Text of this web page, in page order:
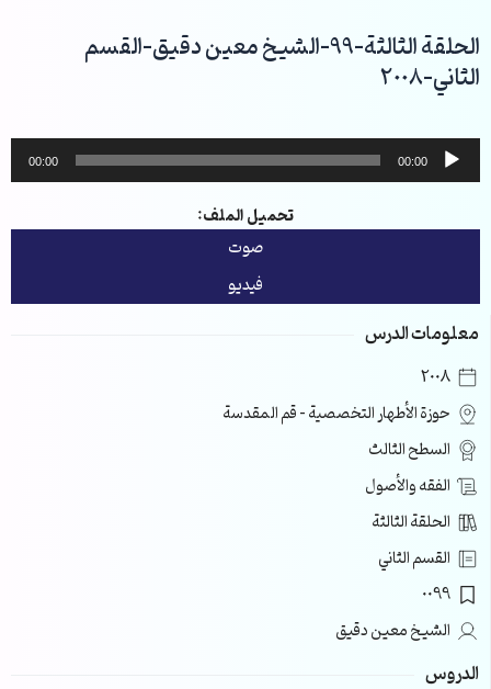
إلى
المحتوى
الحلقة الثالثة-99-الشيخ معين دقيق-القسم
الثاني-2008
مشغل
الصوت
00:00
00:00
تحميل الملف:
صوت
فيديو
معلومات الدرس
2008
حوزة الأطهار التخصصية – قم المقدسة
السطح الثالث
الفقه والأصول
الحلقة الثالثة
القسم الثاني
0099
الشيخ معين دقيق
الدروس